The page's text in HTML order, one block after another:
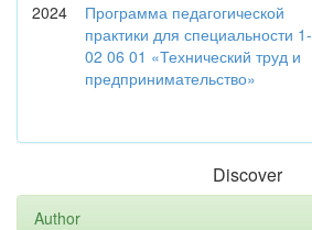
2024
Программа педагогической
практики для специальности 1-
02 06 01 «Технический труд и
предпринимательство»
Discover
Author